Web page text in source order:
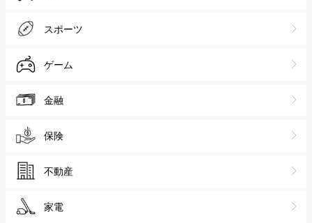
スポーツ
ゲーム
金融
保険
不動産
家電